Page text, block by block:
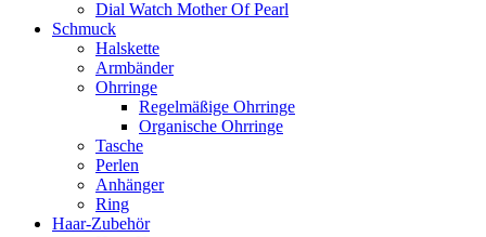
Dial Watch Mother Of Pearl
Schmuck
Halskette
Armbänder
Ohrringe
Regelmäßige Ohrringe
Organische Ohrringe
Tasche
Perlen
Anhänger
Ring
Haar-Zubehör